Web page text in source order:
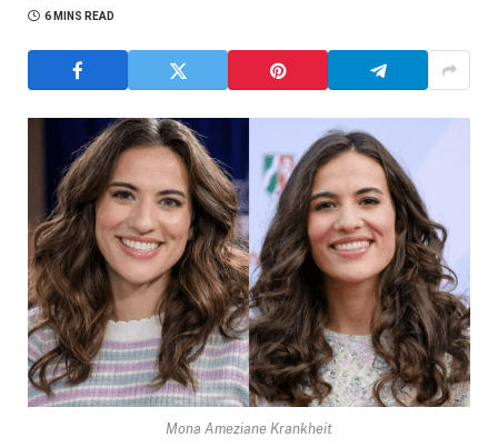
6 MINS READ
Mona Ameziane Krankheit